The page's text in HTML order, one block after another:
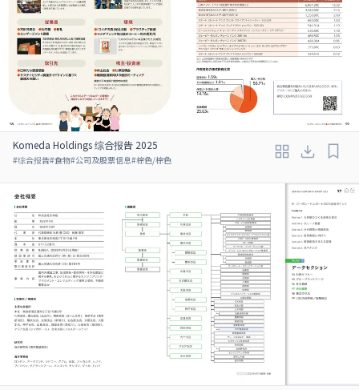
Komeda Holdings 综合报告 2025
#综合报告#食物#公司及股票信息#棕色/棕色